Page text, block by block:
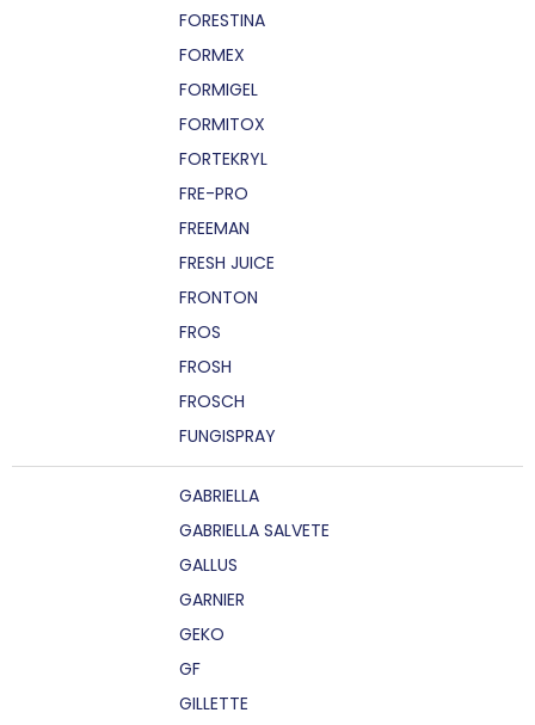
FORESTINA
FORMEX
FORMIGEL
FORMITOX
FORTEKRYL
FRE-PRO
FREEMAN
FRESH JUICE
FRONTON
FROS
FROSH
FROSCH
FUNGISPRAY
GABRIELLA
GABRIELLA SALVETE
GALLUS
GARNIER
GEKO
GF
GILLETTE